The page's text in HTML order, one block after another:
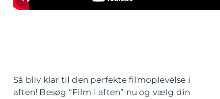
Så bliv klar til den perfekte filmoplevelse i
aften! Besøg “Film i aften” nu og vælg din